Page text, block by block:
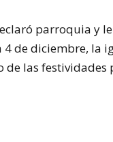
parroquia y
4 de diciembre,
de las